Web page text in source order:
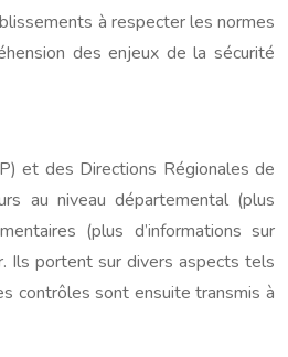
à respecter les normes
des enjeux de la sécurité
et des Directions Régionales de
au niveau départemental (plus
(plus d’informations sur
Ils portent sur divers aspects tels
contrôles sont ensuite transmis à